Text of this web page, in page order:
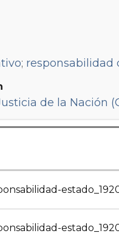
; responsabilidad
de la Nación